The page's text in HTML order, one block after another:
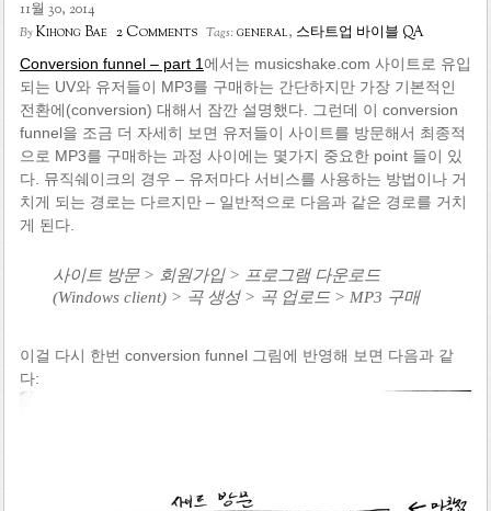
11월 30, 2014
ByKihong Bae 2 Comments Tags:general, 스타트업 바이블 QA
Conversion funnel – part 1 에서는 musicshake.com 사이트로 유입
되는 UV와 유저들이 MP3를 구매하는 간단하지만 가장 기본적인
전환에(conversion) 대해서 잠깐 설명했다. 그런데 이 conversion
funnel을 조금 더 자세히 보면 유저들이 사이트를 방문해서 최종적
으로 MP3를 구매하는 과정 사이에는 몇가지 중요한 point 들이 있
다. 뮤직쉐이크의 경우 – 유저마다 서비스를 사용하는 방법이나 거
치게 되는 경로는 다르지만 – 일반적으로 다음과 같은 경로를 거치
게 된다.
사이트 방문 > 회원가입 > 프로그램 다운로드
(Windows client) > 곡 생성 > 곡 업로드 > MP3 구매
이걸 다시 한번 conversion funnel 그림에 반영해 보면 다음과 같
다: